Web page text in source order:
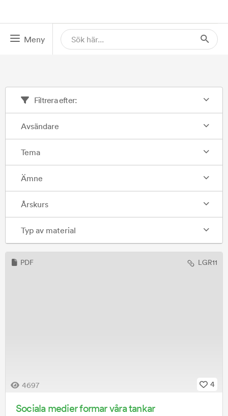
Meny
Filtrera efter:
Avsändare
Tema
Ämne
Årskurs
Typ av material
PDF LGR11
4697 4
Sociala medier formar våra tankar